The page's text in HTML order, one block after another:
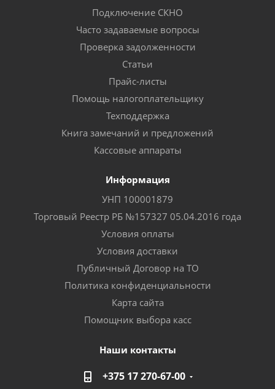
Подключение СКНО
Часто задаваемые вопросы
Проверка задолженности
Статьи
Прайс-листы
Помощь налогоплательщику
Техподдержка
Книга замечаний и предложений
Кассовые аппараты
Информация
УНП 100001879
Торговый Реестр РБ №157327 05.04.2016 года
Условия оплаты
Условия доставки
Публичный Договор на ТО
Политика конфиденциальности
Карта сайта
Помощник выбора касс
Наши контакты
+375 17 270-67-00